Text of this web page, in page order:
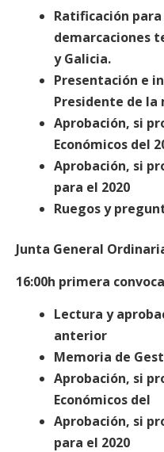
Ratificación
demarcaciones
y Galicia.
Presentación e
Presidente de la
Aprobación, si
Económicos del
Aprobación, si
para el 2020
Ruegos y
Junta General
16:00h primera
Lectura y
anterior
Memoria de
Aprobación, si
Económicos del
Aprobación, si
para el 2020